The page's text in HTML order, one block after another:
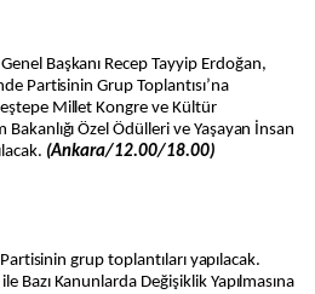
Partisinin Grup Toplantısı’na
Millet Kongre ve Kültür
Özel Ödülleri ve Yaşayan İnsan
(Ankara/12.00/18.00)
grup toplantıları yapılacak.
Bazı Kanunlarda Değişiklik Yapılmasına